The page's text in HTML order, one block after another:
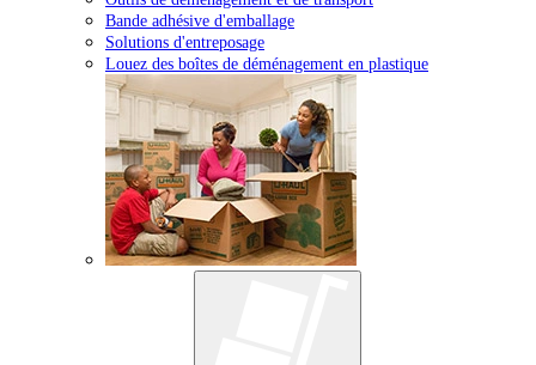
Bande adhésive d'emballage
Solutions d'entreposage
Louez des boîtes de déménagement en plastique